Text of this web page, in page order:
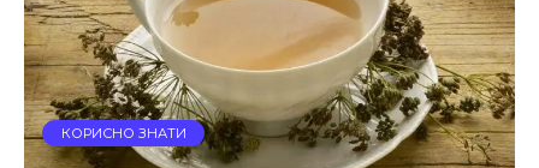
КОРИСНО ЗНАТИ